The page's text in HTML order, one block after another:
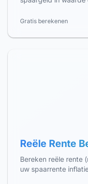
Gratis berekenen
Reële Rente
Bereken reële rente
uw spaarrente